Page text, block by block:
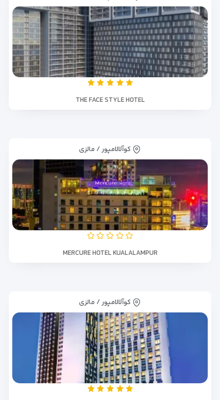
THE FACE STYLE HOTEL
کوآلالامپور / مالزی
MERCURE HOTEL KUALALAMPUR
کوآلالامپور / مالزی